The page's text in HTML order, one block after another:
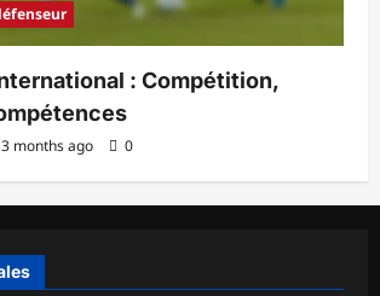
: Compétition,
3 months ago 0